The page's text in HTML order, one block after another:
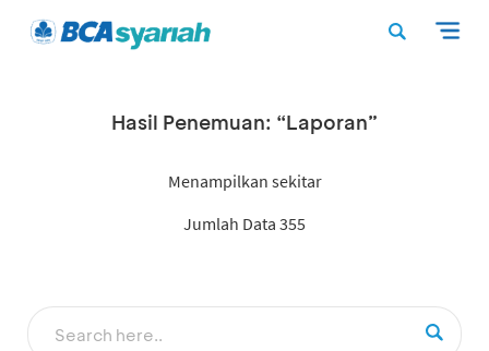
Hasil Penemuan: “Laporan”
Menampilkan sekitar
Jumlah Data 355